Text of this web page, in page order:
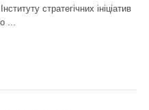
стратегічних ініціатив
...